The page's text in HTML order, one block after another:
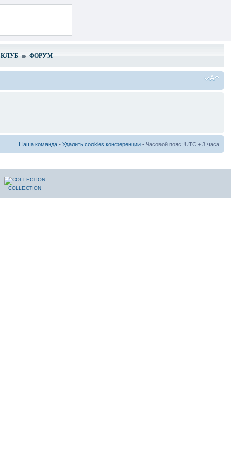
КЛУБ ФОРУМ
Наша команда • Удалить cookies конференции • Часовой пояс: UTC + 3 часа
COLLECTION